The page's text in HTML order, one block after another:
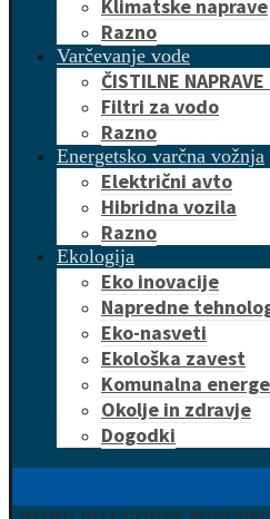
Klimatske naprave
Razno
Varčevanje vode
ČISTILNE
Filtri za vodo
Razno
Energetsko varčna vožnja
Električni avto
Hibridna vozila
Razno
Ekologija
Eko inovacije
Napredne
Eko-nasveti
Ekološka zavest
Komunalna
Okolje in zdravje
Dogodki